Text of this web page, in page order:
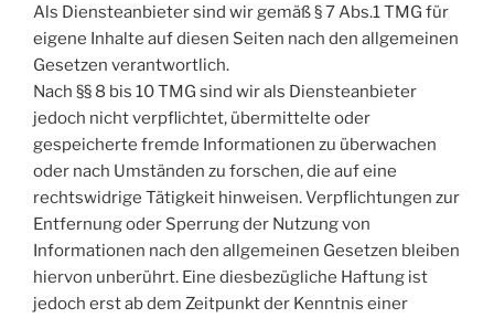
Als Diensteanbieter sind wir gemäß § 7 Abs.1 TMG für
eigene Inhalte auf diesen Seiten nach den allgemeinen
Gesetzen verantwortlich.
Nach §§ 8 bis 10 TMG sind wir als Diensteanbieter
jedoch nicht verpflichtet, übermittelte oder
gespeicherte fremde Informationen zu überwachen
oder nach Umständen zu forschen, die auf eine
rechtswidrige Tätigkeit hinweisen. Verpflichtungen zur
Entfernung oder Sperrung der Nutzung von
Informationen nach den allgemeinen Gesetzen bleiben
hiervon unberührt. Eine diesbezügliche Haftung ist
jedoch erst ab dem Zeitpunkt der Kenntnis einer